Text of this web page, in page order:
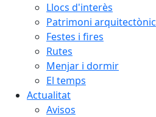
Llocs d'interès
Patrimoni arquitectònic
Festes i fires
Rutes
Menjar i dormir
El temps
Actualitat
Avisos